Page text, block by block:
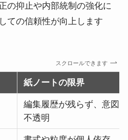
の抑止や内部統制の強化に
ての信頼性が向上します
スクロールできます
紙ノートの限界
編集履歴が残らず、意図
不透明